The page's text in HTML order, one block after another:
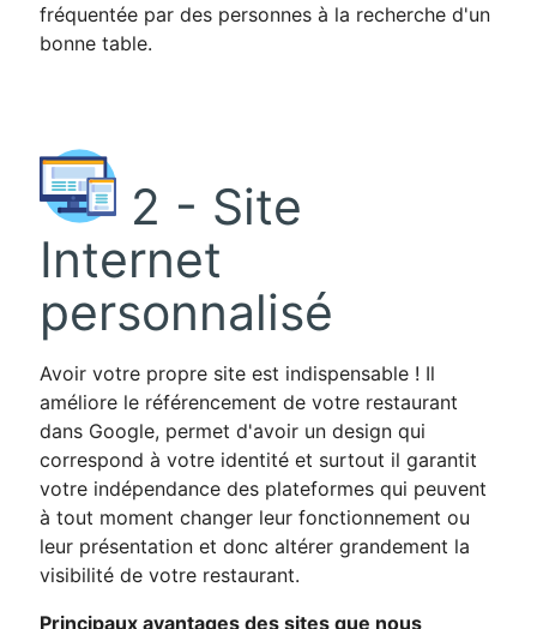
fréquentée par des personnes à la recherche d'un
bonne table.
2 - Site
Internet
personnalisé
Avoir votre propre site est indispensable ! Il
améliore le référencement de votre restaurant
dans Google, permet d'avoir un design qui
correspond à votre identité et surtout il garantit
votre indépendance des plateformes qui peuvent
à tout moment changer leur fonctionnement ou
leur présentation et donc altérer grandement la
visibilité de votre restaurant.
Principaux avantages des sites que nous